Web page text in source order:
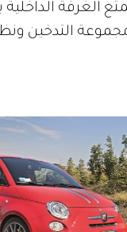
الغرفة الداخلية
التدخين